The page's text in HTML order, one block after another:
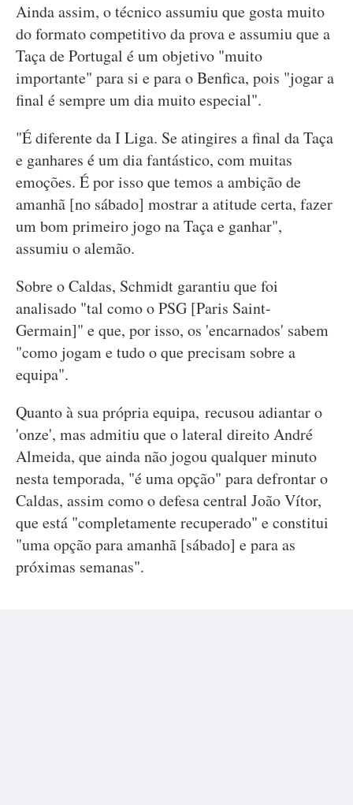
Ainda assim, o técnico assumiu que gosta muito
do formato competitivo da prova e assumiu que a
Taça de Portugal é um objetivo "muito
importante" para si e para o Benfica, pois "jogar a
final é sempre um dia muito especial".
"É diferente da I Liga. Se atingires a final da Taça
e ganhares é um dia fantástico, com muitas
emoções. É por isso que temos a ambição de
amanhã [no sábado] mostrar a atitude certa, fazer
um bom primeiro jogo na Taça e ganhar",
assumiu o alemão.
Sobre o Caldas, Schmidt garantiu que foi
analisado "tal como o PSG [Paris Saint-
Germain]" e que, por isso, os 'encarnados' sabem
"como jogam e tudo o que precisam sobre a
equipa".
Quanto à sua própria equipa, recusou adiantar o
'onze', mas admitiu que o lateral direito André
Almeida, que ainda não jogou qualquer minuto
nesta temporada, "é uma opção" para defrontar o
Caldas, assim como o defesa central João Vítor,
que está "completamente recuperado" e constitui
"uma opção para amanhã [sábado] e para as
próximas semanas".